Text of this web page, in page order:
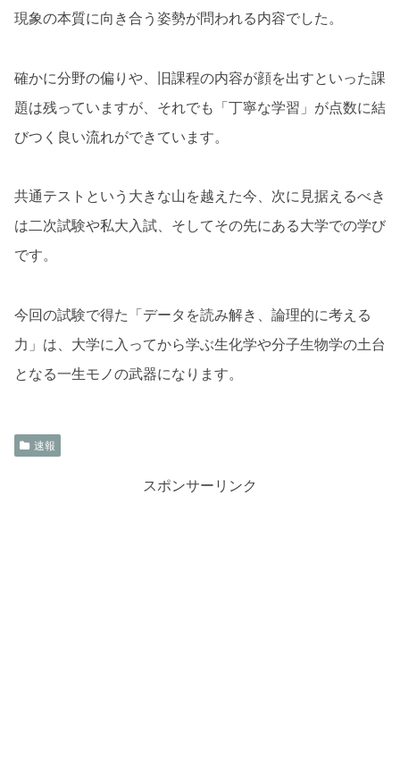
現象の本質に向き合う姿勢が問われる内容でした。
確かに分野の偏りや、旧課程の内容が顔を出すといった課
題は残っていますが、それでも「丁寧な学習」が点数に結
びつく良い流れができています。
共通テストという大きな山を越えた今、次に見据えるべき
は二次試験や私大入試、そしてその先にある大学での学び
です。
今回の試験で得た「データを読み解き、論理的に考える
力」は、大学に入ってから学ぶ生化学や分子生物学の土台
となる一生モノの武器になります。
速報
スポンサーリンク